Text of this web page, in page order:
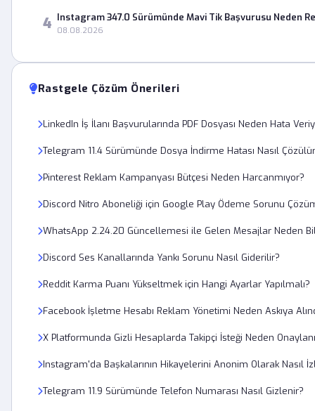
4 Instagram 347.0 Sürümünde Mavi Tik Başvurusu Neden
08.08.2026
Rastgele Çözüm Önerileri
LinkedIn İş İlanı Başvurularında PDF Dosyası Neden Hata
Telegram 11.4 Sürümünde Dosya İndirme Hatası Nasıl
Pinterest Reklam Kampanyası Bütçesi Neden Harcanmıyor?
Discord Nitro Aboneliği için Google Play Ödeme Sorunu
WhatsApp 2.24.20 Güncellemesi ile Gelen Mesajlar Neden
Discord Ses Kanallarında Yankı Sorunu Nasıl Giderilir?
Reddit Karma Puanı Yükseltmek için Hangi Ayarlar Yapılmalı?
Facebook İşletme Hesabı Reklam Yönetimi Neden Askıya
X Platformunda Gizli Hesaplarda Takipçi İsteği Neden
Instagram'da Başkalarının Hikayelerini Anonim Olarak Nasıl
Telegram 11.9 Sürümünde Telefon Numarası Nasıl Gizlenir?